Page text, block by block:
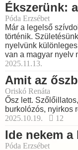
Ékszerünk:
Póda Erzsébet
Már a legelső
történik.
nyelvünk
van a magyar nyelv
2025.11.13.
Amit az
Oriskó Renáta
Ősz lett.
burkolózós, nyirkos
2025.10.19.
12
Ide nekem a
Póda Erzsébet